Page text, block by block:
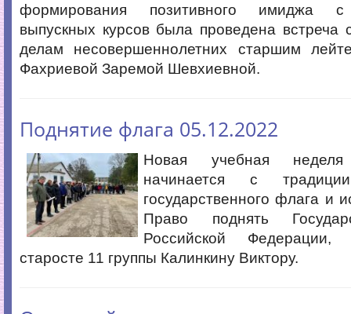
формирования позитивного имиджа с
выпускных курсов была проведена встреча
делам несовершеннолетних старшим
Фахриевой Заремой Шевхиевной.
Поднятие флага 05.12.2022
Новая учебная
начинается с
государственного флага и
Право поднять
Российской Федерации,
старосте 11 группы Калинкину Виктору.